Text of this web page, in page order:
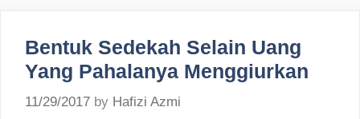
Bentuk Sedekah Selain Uang
Yang Pahalanya Menggiurkan
11/29/2017 by Hafizi Azmi